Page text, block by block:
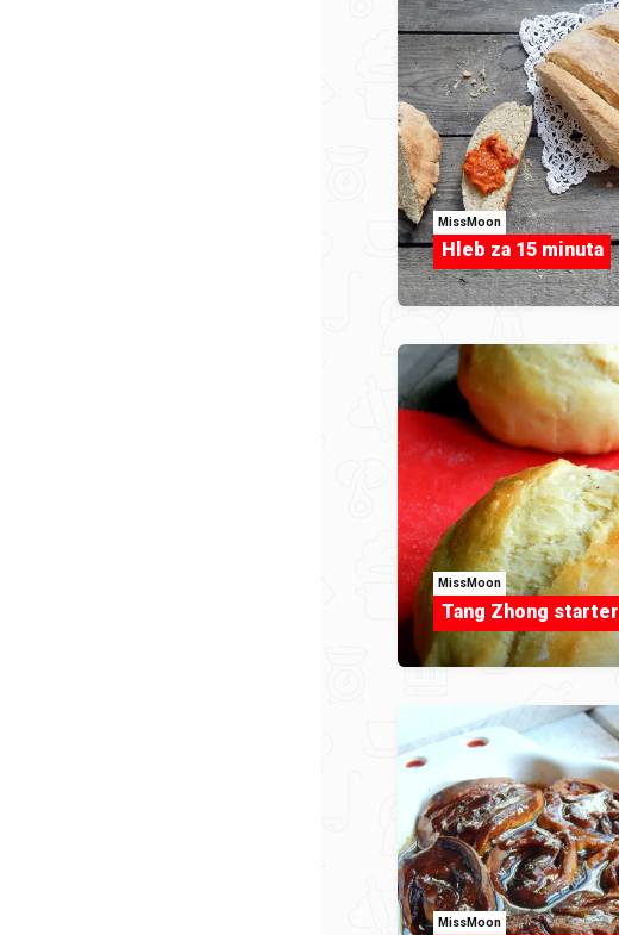
MissMoon
Hleb za 15 minuta
MissMoon
Tang Zhong starter
MissMoon